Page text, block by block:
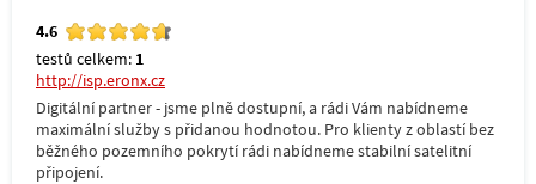
4.6
testů celkem: 1
http://isp.eronx.cz
Digitální partner - jsme plně dostupní, a rádi Vám nabídneme
maximální služby s přidanou hodnotou. Pro klienty z oblastí bez
běžného pozemního pokrytí rádi nabídneme stabilní satelitní
připojení.